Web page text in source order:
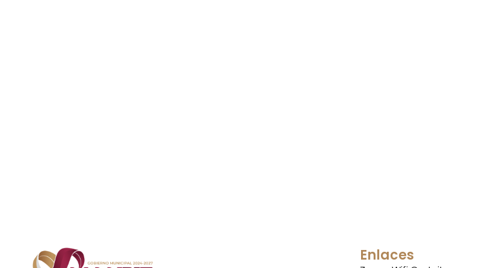
Enlaces